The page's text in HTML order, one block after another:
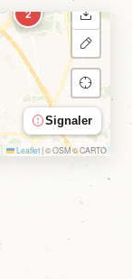
2
Signaler
Leaflet|© OSM © CARTO